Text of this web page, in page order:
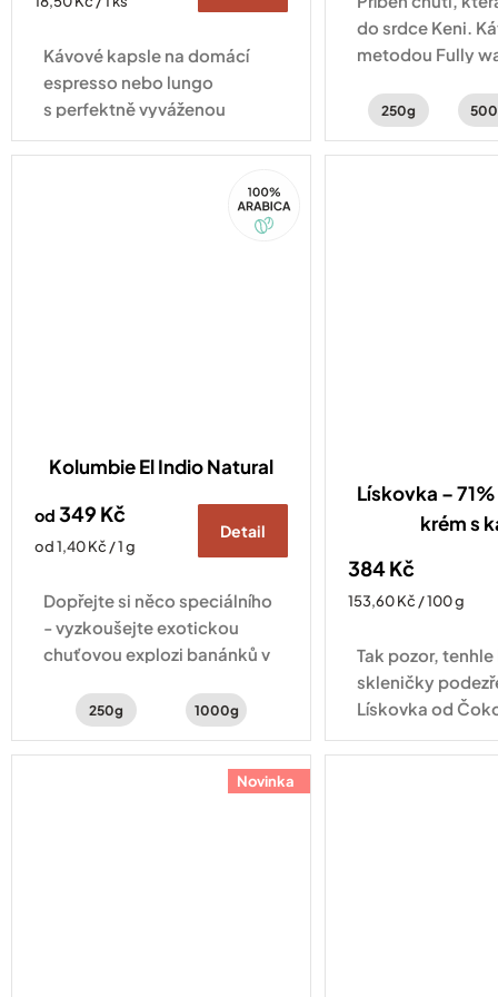
Kávové kapsle na domácí
espresso nebo lungo
s perfektně vyváženou
chutí ořechů a čokolády.
Kompatibilní se všemi druhy
do srdce Keni.
metodou Fully
jasmínu.
250g
Arabica
Kolumbie El Indio Natural
od 349 Kč
Měrná
od 1,40 Kč / 1 g
Detail
Dopřejte si něco speciálního
- vyzkoušejte exotickou
chuťovou explozi banánků v
pomeranče a kakaa
250g 1000g
Lískovka –
krém s
384 Kč
Měrná
153,60 Kč / 100 g
Tak pozor, tenhle
skleničky
Lískovka od
JANEK obsahuje
vybraných
Novinka